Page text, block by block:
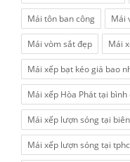
Mái tôn ban công Mái
Mái vòm sắt đẹp Mái
Mái xếp bạt kéo giá bao
Mái xếp Hòa Phát tại
Mái xếp lượn sóng tại
Mái xếp lượn sóng tại